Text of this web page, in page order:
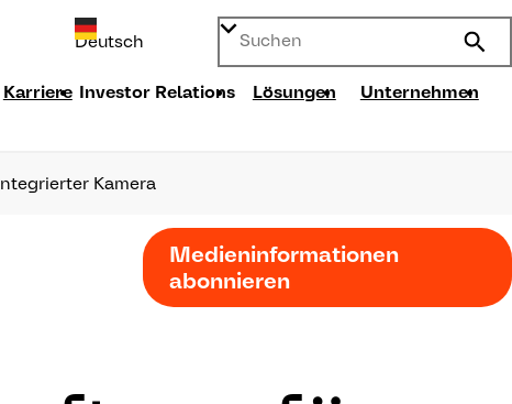
Search
Karriere Investor Relations Lösungen Unternehmen
Kamera
Medieninformationen
abonnieren